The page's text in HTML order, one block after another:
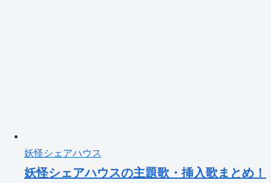
妖怪シェアハウス
妖怪シェアハウスの主題歌・挿入歌まとめ！